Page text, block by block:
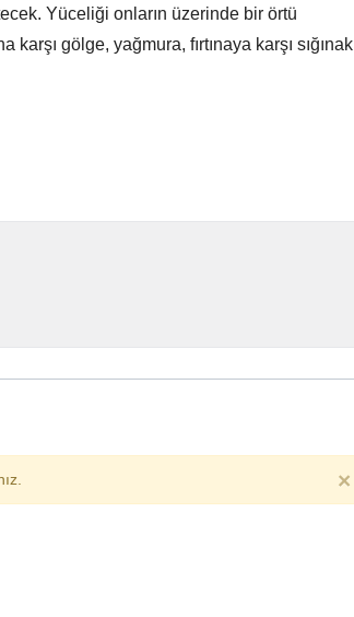
Yüceliği onların üzerinde bir örtü
karşı gölge, yağmura, fırtınaya karşı sığınak
×